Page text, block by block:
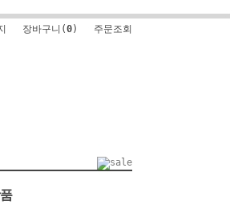
장바구니(0) 주문조회